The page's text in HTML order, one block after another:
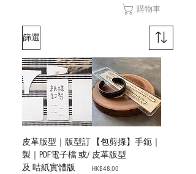
購物車
篩選
皮革版型｜版型訂
製｜PDF電子檔 或/
及 咭紙實體版
【包剪揼】手鈪｜
皮革版型
價格
HK$48.00